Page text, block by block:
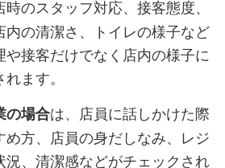
時のスタッフ対応、接客態度、
の清潔さ、トイレの様子など
や接客だけでなく店内の様子に
ます。
の場合は、店員に話しかけた際
方、店員の身だしなみ、レジ
況、清潔感などがチェックされ